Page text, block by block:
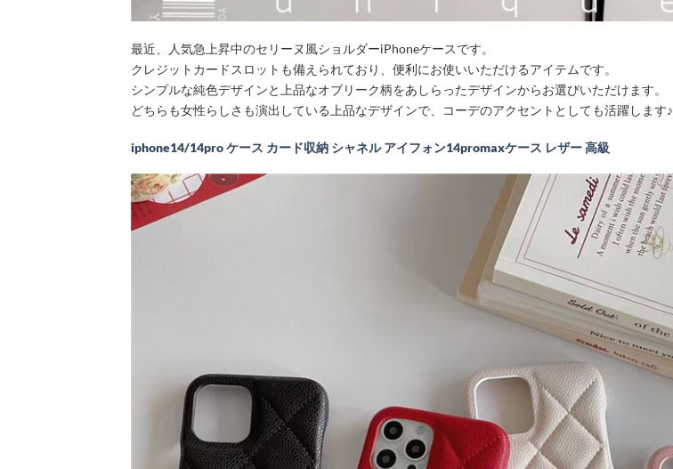
最近、人気急上昇中のセリーヌ風ショルダーiPhoneケースです。
クレジットカードスロットも備えられており、便利にお使いいただけるアイテムです。
シンプルな純色デザインと上品なオブリーク柄をあしらったデザインからお選びいただけます。
どちらも女性らしさも演出している上品なデザインで、コーデのアクセントとしても活躍します♪
iphone14/14pro ケース カード収納 シャネル アイフォン14promaxケース レザー 高級